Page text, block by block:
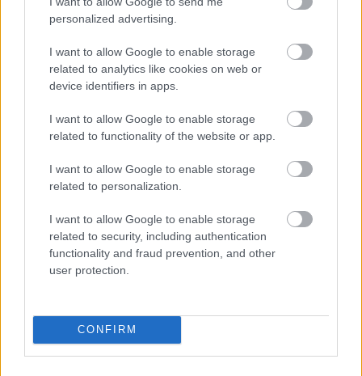
personalized advertising.
I want to allow Google to enable storage
related to analytics like cookies on web or
device identifiers in apps.
I want to allow Google to enable storage
related to functionality of the website or app.
I want to allow Google to enable storage
related to personalization.
I want to allow Google to enable storage
related to security, including authentication
functionality and fraud prevention, and other
user protection.
CONFIRM
azóta ámulattal tölt el, hogy bármilyen barátságos
fórumot pillanatok alatt véres ...
Kómában van a Mars Volta